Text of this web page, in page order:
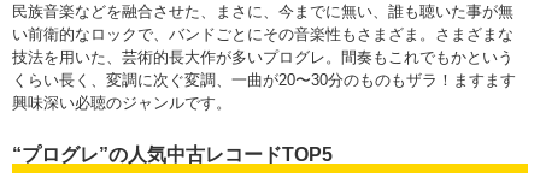
民族音楽などを融合させた、まさに、今までに無い、誰も聴いた事が無
い前衛的なロックで、バンドごとにその音楽性もさまざま。さまざまな
技法を用いた、芸術的長大作が多いプログレ。間奏もこれでもかという
くらい長く、変調に次ぐ変調、一曲が20〜30分のものもザラ！ますます
興味深い必聴のジャンルです。
“プログレ”の人気中古レコードTOP5